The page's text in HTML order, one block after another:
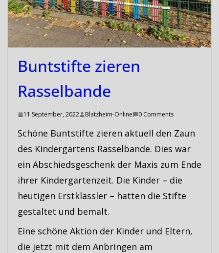
Buntstifte zieren
Rasselbande
11 September, 2022 Blatzheim-Online 0 Comments
Schöne Buntstifte zieren aktuell den Zaun
des Kindergartens Rasselbande. Dies war
ein Abschiedsgeschenk der Maxis zum Ende
ihrer Kindergartenzeit. Die Kinder – die
heutigen Erstklässler – hatten die Stifte
gestaltet und bemalt.
Eine schöne Aktion der Kinder und Eltern,
die jetzt mit dem Anbringen am